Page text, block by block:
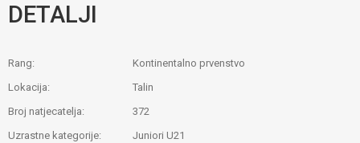
DETALJI
Rang:
Kontinentalno prvenstvo
Lokacija:
Talin
Broj natjecatelja:
372
Uzrastne kategorije:
Juniori U21